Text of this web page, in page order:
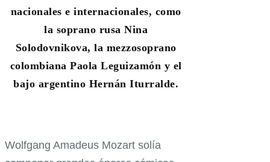
nacionales e internacionales, como
la soprano rusa Nina
Solodovnikova, la mezzosoprano
colombiana Paola Leguizamón y el
bajo argentino Hernán Iturralde.
Wolfgang Amadeus Mozart solía